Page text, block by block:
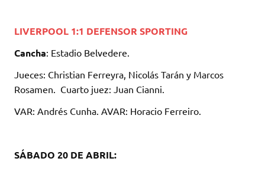
LIVERPOOL 1:1 DEFENSOR SPORTING
Cancha: Estadio Belvedere.
Jueces: Christian Ferreyra, Nicolás Tarán y Marcos
Rosamen. Cuarto juez: Juan Cianni.
VAR: Andrés Cunha. AVAR: Horacio Ferreiro.
SÁBADO 20 DE ABRIL: